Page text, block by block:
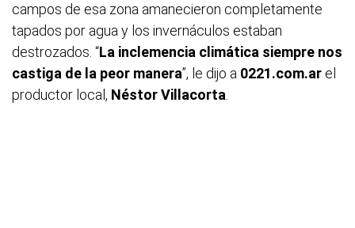
campos de esa zona amanecieron completamente
tapados por agua y los invernáculos estaban
destrozados. “La inclemencia climática siempre nos
castiga de la peor manera”, le dijo a 0221.com.ar el
productor local, Néstor Villacorta